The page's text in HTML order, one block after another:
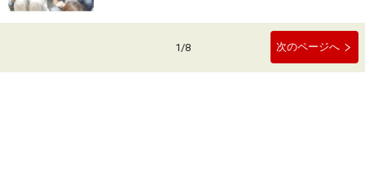
1/8 次のページへ